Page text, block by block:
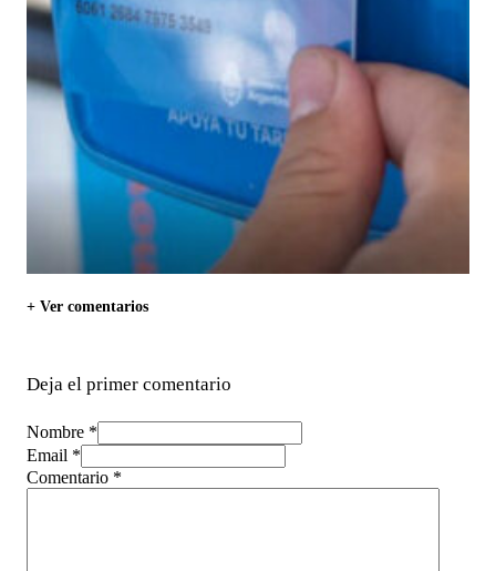
+ Ver comentarios
Deja el primer comentario
Nombre *
Email *
Comentario *